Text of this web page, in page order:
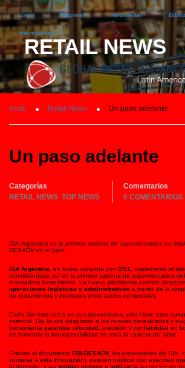
Login Register Newsletter
International
RETAIL NEWS
Inicio Retail News Un paso adelante
Un paso adelante
Categorías
RETAIL NEWS TOP NEWS
Comentarios
0 COMENTARIOS
DIA Argentina es la primera cadena de supermercados en
DESADV en el país.
DIA Argentina , en forma conjunta con GS1 , Implementó el
convirtiéndose así en la primera cadena de supermercados
innovadora herramienta. La nueva plataforma permite
operaciones logísticas y administrativas a través de la
de documentos y mensajes entre socios comerciales.
Cada día más cerca de sus proveedores, pilar clave para
esencial, Dia busca adaptarse a las nuevas necesidades y
herramienta garantiza velocidad, precisión y confiabilidad en
de fomentar la interoperabilidad en toda la cadena de valor.
Gracias al documento EDI-DESADV, los proveedores de DIA,
sumarse a esta innovación), pueden notificar con exactitud
al depósito, y así mitigar errores y agilizar la recepción de